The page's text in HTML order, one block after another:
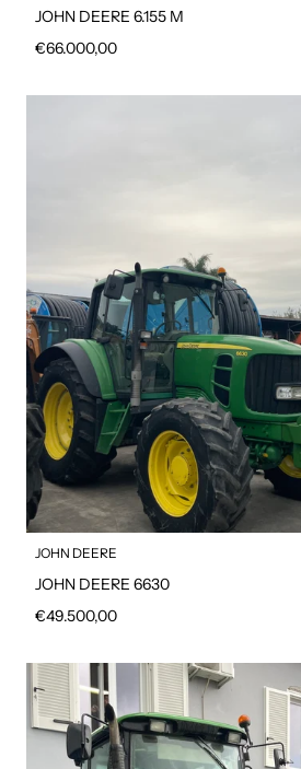
JOHN DEERE 6.155 M
Prezzo regolare
€66.000,00
JOHN DEERE
JOHN DEERE 6630
Prezzo regolare
€49.500,00